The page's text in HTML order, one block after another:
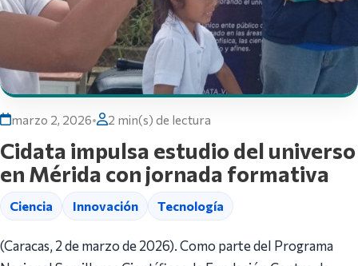
marzo 2, 2026• 2 min(s) de lectura
Cidata impulsa estudio del universo
en Mérida con jornada formativa
Ciencia Innovación Tecnología
(Caracas, 2 de marzo de 2026). Como parte del Programa